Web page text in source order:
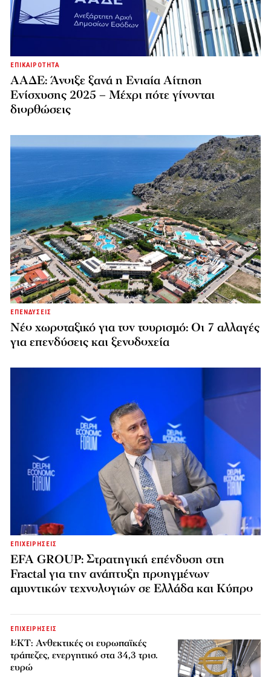
ΕΠΙΚΑΙΡΟΤΗΤΑ
ΑΑΔΕ: Άνοιξε ξανά η Ενιαία Αίτηση
Ενίσχυσης 2025 – Μέχρι πότε γίνονται
διορθώσεις
ΕΠΕΝΔΥΣΕΙΣ
Νέο χωροταξικό για τον τουρισμό: Οι 7 αλλαγές
για επενδύσεις και ξενοδοχεία
ΕΠΙΧΕΙΡΗΣΕΙΣ
EFA GROUP: Στρατηγική επένδυση στη
Fractal για την ανάπτυξη προηγμένων
αμυντικών τεχνολογιών σε Ελλάδα και Κύπρο
ΕΠΙΧΕΙΡΗΣΕΙΣ
ΕΚΤ: Ανθεκτικές οι ευρωπαϊκές
τράπεζες, ενεργητικό στα 34,3 τρισ.
ευρώ